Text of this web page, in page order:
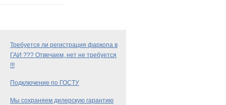
Требуется ли регистрация фаркопа в
ГАИ ??? Отвечаем, нет не требуется
!!!
Подключение по ГОСТУ
Мы сохраняем дилерскую гарантию